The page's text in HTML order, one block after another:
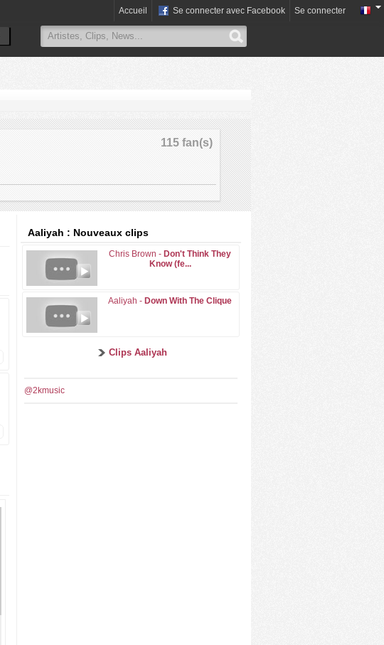
Accueil Se connecter avec Facebook Se connecter
115 fan(s)
Aaliyah : Nouveaux clips
Chris Brown - Don't Think They
Know (fe...
Aaliyah - Down With The Clique
Clips Aaliyah
@2kmusic